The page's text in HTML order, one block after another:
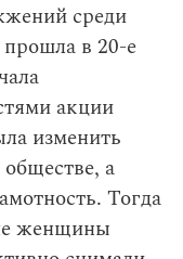
среди
в 20-е
акции
изменить
а
Тогда
женщины